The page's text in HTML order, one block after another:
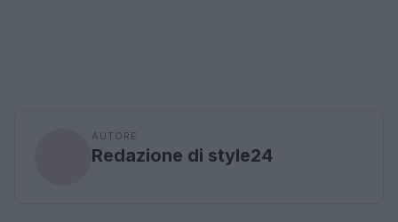
AUTORE
Redazione di style24